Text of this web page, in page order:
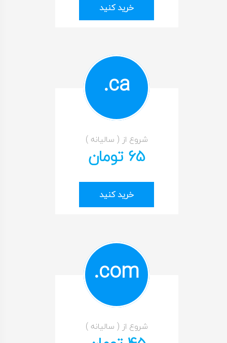
خرید کنید
شروع از ( سالیانه )
65 تومان
خرید کنید
ca.
شروع از ( سالیانه )
com.